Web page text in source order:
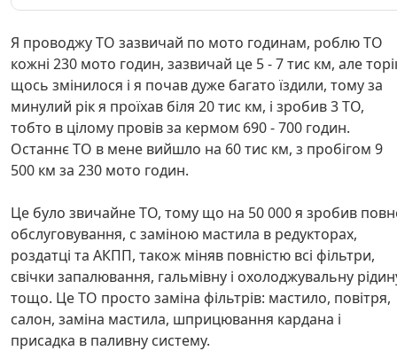
Я проводжу ТО зазвичай по мото годинам, роблю ТО
кожні 230 мото годин, зазвичай це 5 - 7 тис км, але
щось змінилося і я почав дуже багато їздили, тому за
минулий рік я проїхав біля 20 тис км, і зробив 3 ТО,
тобто в цілому провів за кермом 690 - 700 годин.
Останнє ТО в мене вийшло на 60 тис км, з пробігом 9
500 км за 230 мото годин.
Це було звичайне ТО, тому що на 50 000 я зробив
обслуговування, с заміною мастила в редукторах,
роздатці та АКПП, також міняв повністю всі фільтри,
свічки запалювання, гальмівну і охолоджувальну
тощо. Це ТО просто заміна фільтрів: мастило, повітря,
салон, заміна мастила, шприцювання кардана і
присадка в паливну систему.